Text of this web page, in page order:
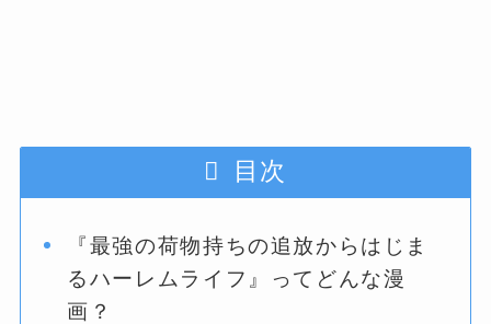
目次
『最強の荷物持ちの追放からはじま
るハーレムライフ』ってどんな漫
画？